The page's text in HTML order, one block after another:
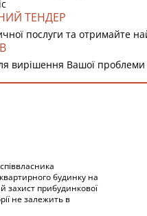
ТЕНДЕР
послуги та отримайте
вирішення Вашої
будинку на
захист прибудинкової
не залежить в